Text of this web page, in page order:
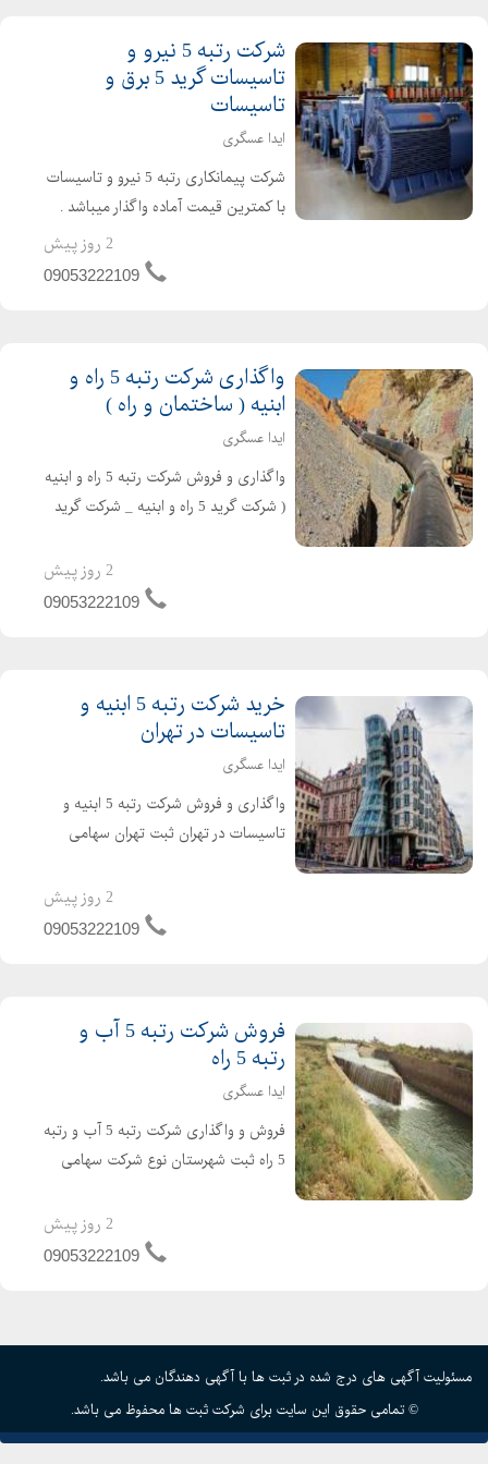
شرکت رتبه 5 نیرو و
تاسیسات گرید 5 برق و
تاسیسات
ایدا عسگری
شرکت پیمانکاری رتبه 5 نیرو و تاسیسات
با کمترین قیمت آماده واگذار میباشد .
سال اعتبار صلاحیت پیمانکاری و 4 سال
2 روز پیش
09053222109
واگذاری شرکت رتبه 5 راه و
ابنیه ( ساختمان و راه )
ایدا عسگری
واگذاری و فروش شرکت رتبه 5 راه و ابنیه
( شرکت گرید 5 راه و ابنیه _ شرکت گرید
سهامی خاص تازه تاسیس و بدون کارکرد
و بدهی دارای اعتبار کارتکس ساجاری و
2 روز پیش
09053222109
خرید شرکت رتبه 5 ابنیه و
تاسیسات در تهران
ایدا عسگری
واگذاری و فروش شرکت رتبه 5 ابنیه و
تاسیسات در تهران ثبت تهران سهامی
بدون بدهی دارای 4 سال اعبتار صلاحیت
پیمانکاری آماده واگذاری با مناسب ترین
2 روز پیش
09053222109
فروش شرکت رتبه 5 آب و
رتبه 5 راه
ایدا عسگری
فروش و واگذاری شرکت رتبه 5 آب و رتبه
5 راه ثبت شهرستان نوع شرکت سهامی
شرکت تازه صدور و تازه تاسیس است و
هیچگونه بدهی و کارکردی ندارد شرکت
2 روز پیش
09053222109
مسئولیت آگهی های درج شده در ثبت ها با آگهی دهندگان می باشد.
© تمامی حقوق این سایت برای شرکت ثبت ها محفوظ می باشد.